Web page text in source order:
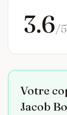
3.6/5
Votre
Jacob